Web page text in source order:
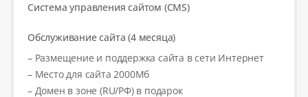
Система управления сайтом (CMS)
Обслуживание сайта (4 месяца)
– Размещение и поддержка сайта в сети Интернет
– Место для сайта 2000Мб
– Домен в зоне (RU/РФ) в подарок